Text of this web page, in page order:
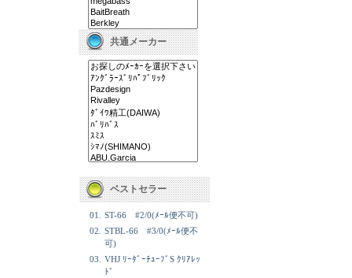
共通メーカー
ベストセラー
01.
ST-66 #2/0(ﾒｰﾙ便不可)
02.
STBL-66 #3/0(ﾒｰﾙ便不
可)
03.
VHJ ﾘｰﾀﾞｰﾁｭｰﾌﾞS ｸﾘｱﾚｯ
ﾄﾞ